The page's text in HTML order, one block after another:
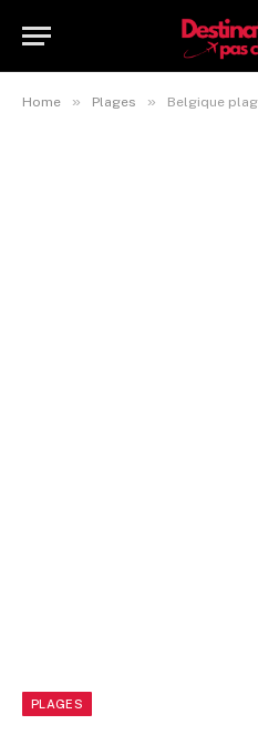
Home » Plages » Belgique plage :
PLAGES